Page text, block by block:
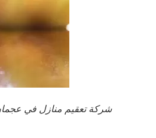
شركة تعقيم منازل في